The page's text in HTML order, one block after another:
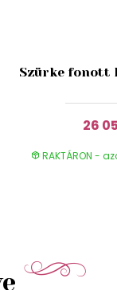
Szürke fonott
26
RAKTÁRON -